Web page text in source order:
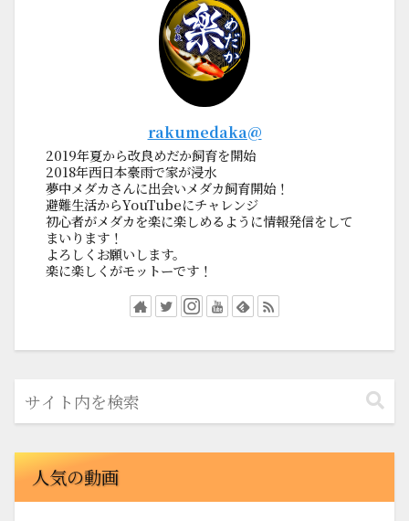
rakumedaka@
2019年夏から改良めだか飼育を開始
2018年西日本豪雨で家が浸水
夢中メダカさんに出会いメダカ飼育開始！
避難生活からYouTubeにチャレンジ
初心者がメダカを楽に楽しめるように情報発信をして
まいります！
よろしくお願いします。
楽に楽しくがモットーです！
人気の動画